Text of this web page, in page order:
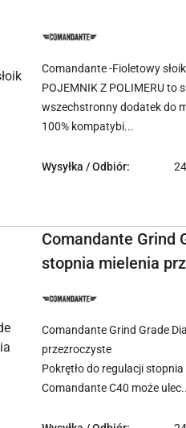
NAZWA
PRODUCENTA:
Comandante -Fioletowy
POJEMNIK Z POLIMERU to
wszechstronny dodatek do
100% kompatybi...
Wysyłka / Odbiór:
Comandante Grind
stopnia mielenia
NAZWA
PRODUCENTA:
Comandante Grind Grade
przezroczyste
Pokrętło do regulacji
Comandante C40 może